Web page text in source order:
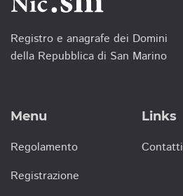
Registro e anagrafe dei Domini
della Repubblica di San Marino
Menu
Regolamento
Registrazione
Links
Contatti